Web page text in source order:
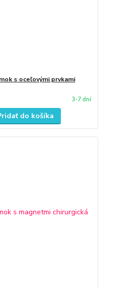
s oceľovými prvkami
3-7 dní
do košíka